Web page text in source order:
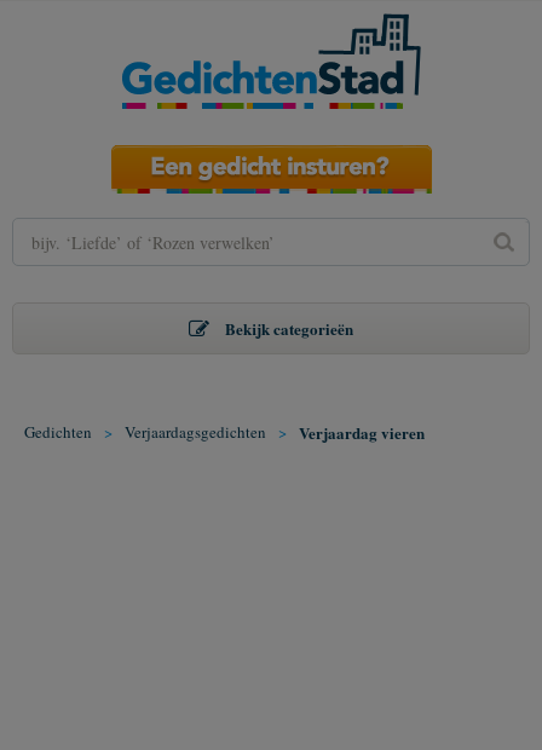
Bekijk categorieën
Gedichten > Verjaardagsgedichten > Verjaardag vieren